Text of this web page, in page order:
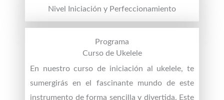
Nivel Iniciación y Perfeccionamiento
Programa
Curso de Ukelele
En nuestro curso de iniciación al ukelele, te
sumergirás en el fascinante mundo de este
instrumento de forma sencilla y divertida. Este